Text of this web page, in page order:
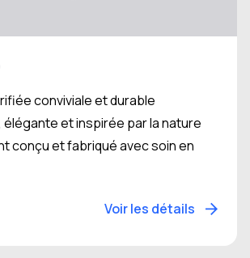
conviviale et durable
élégante et inspirée par la nature
conçu et fabriqué avec soin en
Voir les détails